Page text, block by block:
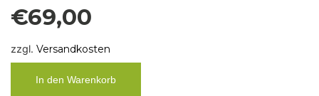
€69,00
zzgl. Versandkosten
In den Warenkorb